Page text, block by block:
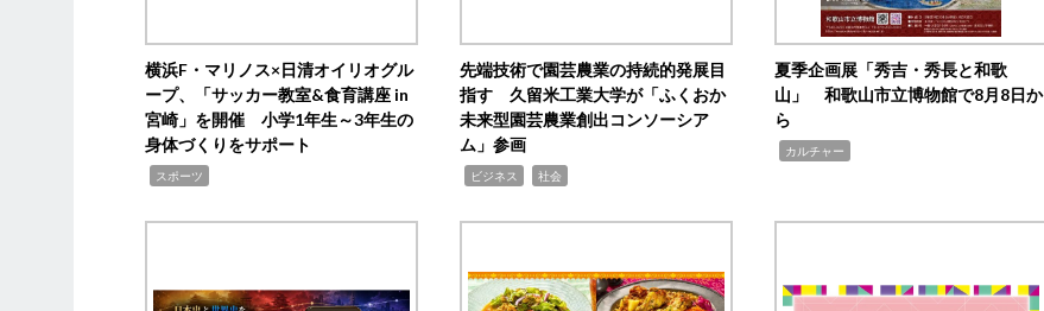
横浜F・マリノス×日清オイリオグル
ープ、「サッカー教室&食育講座 in
宮崎」を開催 小学1年生～3年生の
身体づくりをサポート
スポーツ
先端技術で園芸農業の持続的発展目
指す 久留米工業大学が「ふくおか
未来型園芸農業創出コンソーシア
ム」参画
ビジネス 社会
夏季企画展「秀吉・秀長と和歌
山」 和歌山市立博物館で8月8日か
ら
カルチャー